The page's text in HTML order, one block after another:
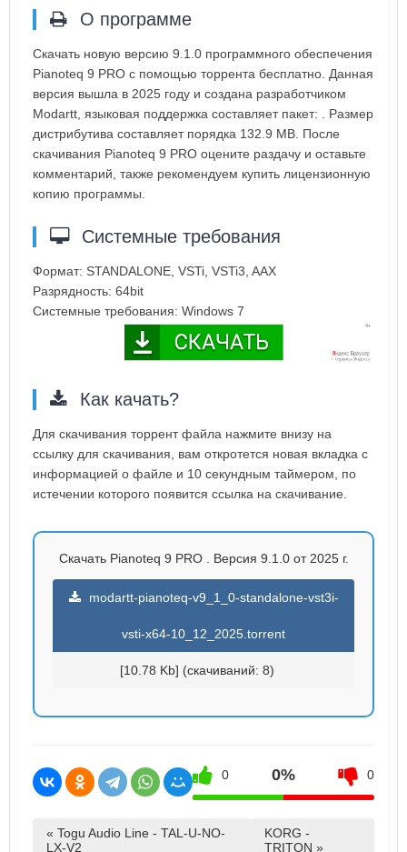
О программе
Скачать новую версию 9.1.0 программного обеспечения
Pianoteq 9 PRO с помощью торрента бесплатно. Данная
версия вышла в 2025 году и создана разработчиком
Modartt, языковая поддержка составляет пакет: . Размер
дистрибутива составляет порядка 132.9 MB. После
скачивания Pianoteq 9 PRO оцените раздачу и оставьте
комментарий, также рекомендуем купить лицензионную
копию программы.
Системные требования
Формат: STANDALONE, VSTi, VSTi3, AAX
Разрядность: 64bit
Системные требования: Windows 7
Как качать?
Для скачивания торрент файла нажмите внизу на
ссылку для скачивания, вам откротется новая вкладка с
информацией о файле и 10 секундным таймером, по
истечении которого появится ссылка на скачивание.
Скачать Pianoteq 9 PRO . Версия 9.1.0 от 2025 г.
modartt-pianoteq-v9_1_0-standalone-vst3i-
vsti-x64-10_12_2025.torrent
[10.78 Kb] (cкачиваний: 8)
0 0% 0
« Togu Audio Line - TAL-U-NO-
LX-V2
KORG -
TRITON »